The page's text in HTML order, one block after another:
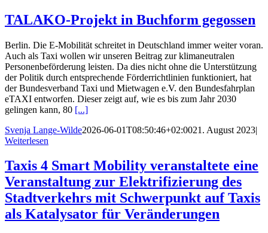
TALAKO-Projekt in Buchform gegossen
Berlin. Die E-Mobilität schreitet in Deutschland immer weiter voran.
Auch als Taxi wollen wir unseren Beitrag zur klimaneutralen
Personenbeförderung leisten. Da dies nicht ohne die Unterstützung
der Politik durch entsprechende Förderrichtlinien funktioniert, hat
der Bundesverband Taxi und Mietwagen e.V. den Bundesfahrplan
eTAXI entworfen. Dieser zeigt auf, wie es bis zum Jahr 2030
gelingen kann, 80 [...]
Svenja Lange-Wilde2026-06-01T08:50:46+02:0021. August 2023|
Weiterlesen
Taxis 4 Smart Mobility veranstaltete eine
Veranstaltung zur Elektrifizierung des
Stadtverkehrs mit Schwerpunkt auf Taxis
als Katalysator für Veränderungen